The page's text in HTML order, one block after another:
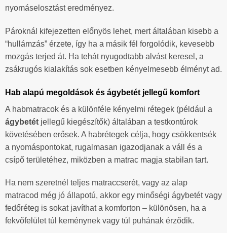
nyomáselosztást eredményez.
Pároknál kifejezetten előnyös lehet, mert általában kisebb a
“hullámzás” érzete, így ha a másik fél forgolódik, kevesebb
mozgás terjed át. Ha tehát nyugodtabb alvást keresel, a
zsákrugós kialakítás sok esetben kényelmesebb élményt ad.
Hab alapú megoldások és ágybetét jellegű komfort
A habmatracok és a különféle kényelmi rétegek (például a
ágybetét jellegű kiegészítők) általában a testkontúrok
követésében erősek. A habrétegek célja, hogy csökkentsék
a nyomáspontokat, rugalmasan igazodjanak a váll és a
csípő területéhez, miközben a matrac magja stabilan tart.
Ha nem szeretnél teljes matraccserét, vagy az alap
matracod még jó állapotú, akkor egy minőségi ágybetét vagy
fedőréteg is sokat javíthat a komforton – különösen, ha a
fekvőfelület túl keménynek vagy túl puhának érződik.